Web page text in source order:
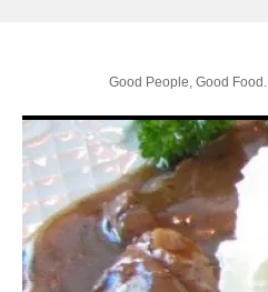
.Good People, Good Food